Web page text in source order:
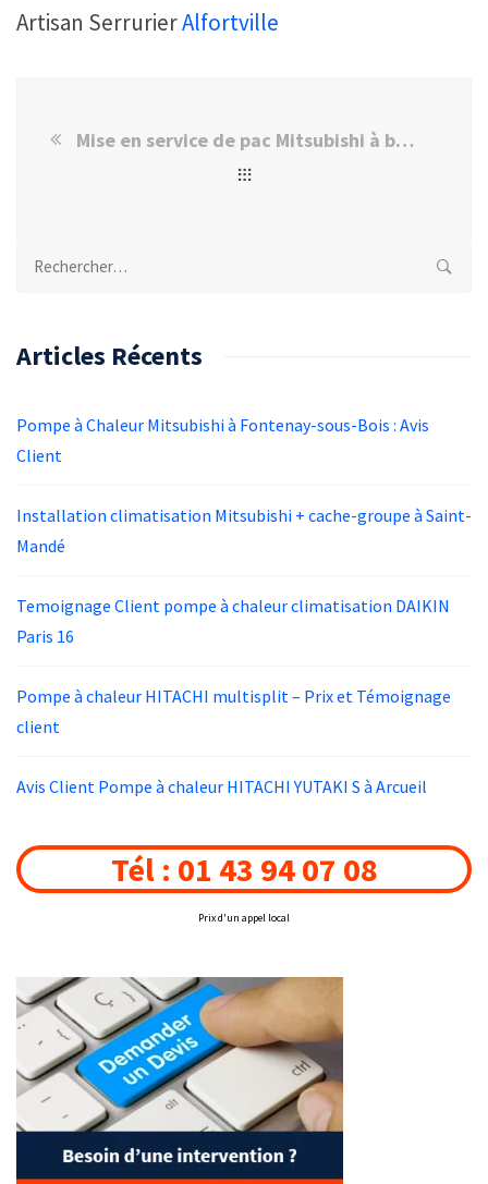
Artisan SerrurierAlfortville
Mise en service de pac Mitsubishi à boissy saint léger
Rechercher :
Articles Récents
Pompe à Chaleur Mitsubishi à Fontenay-sous-Bois : Avis
Client
Installation climatisation Mitsubishi + cache-groupe à Saint-
Mandé
Temoignage Client pompe à chaleur climatisation DAIKIN
Paris 16
Pompe à chaleur HITACHI multisplit – Prix et Témoignage
client
Avis Client Pompe à chaleur HITACHI YUTAKI S à Arcueil
Tél : 01 43 94 07 08
Prix d'un appel local